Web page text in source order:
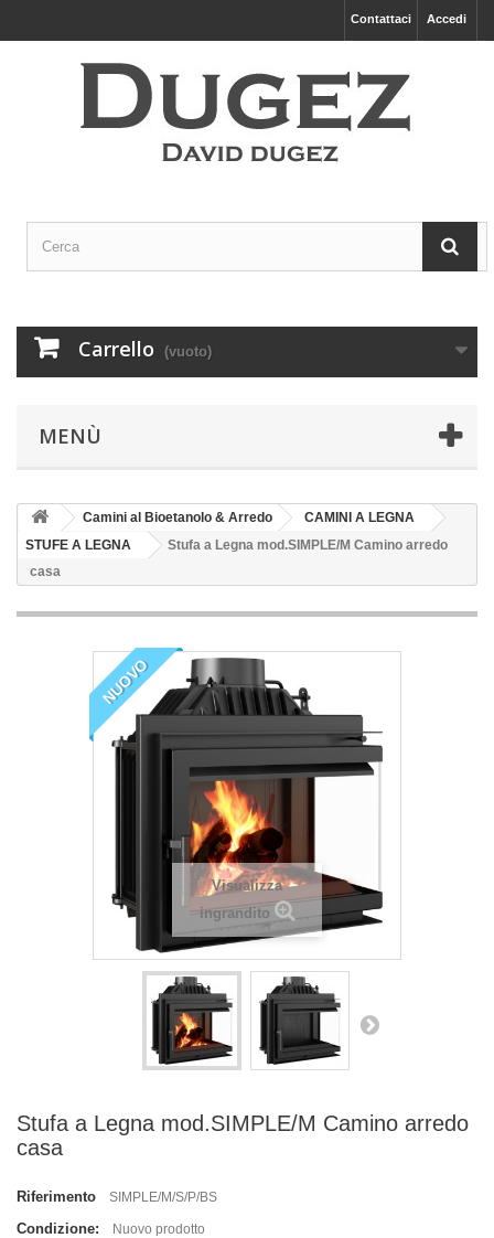
Accedi
Contattaci
Carrello (vuoto)
MENÙ
Camini al Bioetanolo & Arredo
CAMINI A LEGNA
STUFE A LEGNA
Stufa a Legna mod.SIMPLE/M Camino arredo
casa
NUOVO
Visualizza
ingrandito
Stufa a Legna mod.SIMPLE/M Camino arredo
casa
Riferimento SIMPLE/M/S/P/BS
Condizione: Nuovo prodotto